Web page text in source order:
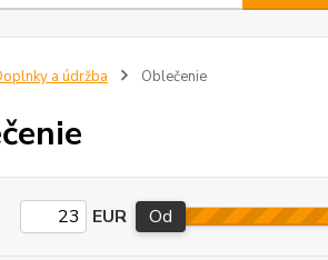
a údržba Oblečenie
EUR Od